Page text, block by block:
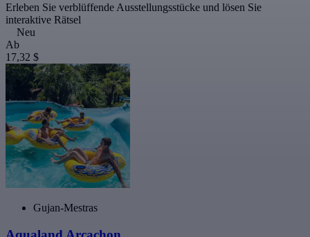
Erleben Sie verblüffende Ausstellungsstücke und lösen Sie
interaktive Rätsel
Neu
Ab
17,32 $
Gujan-Mestras